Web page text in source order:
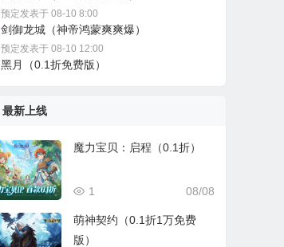
预定发表于 08-10 8:00
剑御龙城（神帝鸿蒙爽爽爆）
预定发表于 08-10 12:00
黑月（0.1折免费版）
最新上线
魔力宝贝：启程（0.1折）
08/08
1
萌神契约（0.1折1万免费
版）